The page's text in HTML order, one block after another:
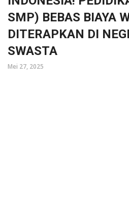
SMP) BEBAS BIAYA
DITERAPKAN DI
SWASTA
Mei 27, 2025